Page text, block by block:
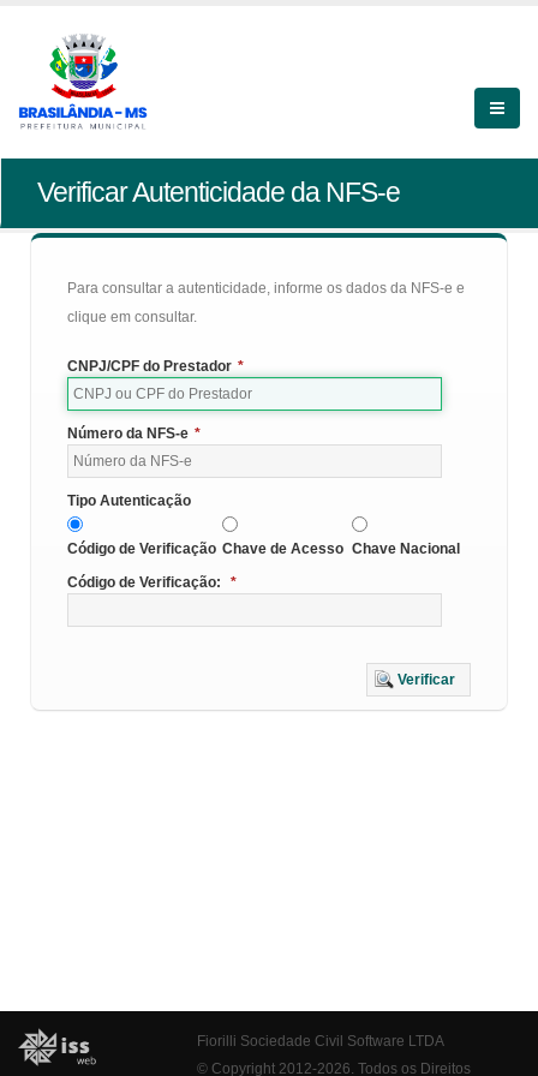
Verificar Autenticidade da NFS-e
Para consultar a autenticidade, informe os dados da NFS-e e
clique em consultar.
CNPJ/CPF do Prestador *
Número da NFS-e *
Tipo Autenticação
Código de Verificação Chave de Acesso Chave Nacional
Código de Verificação:
*
Verificar
Fiorilli Sociedade Civil Software LTDA
© Copyright 2012-2026. Todos os Direitos